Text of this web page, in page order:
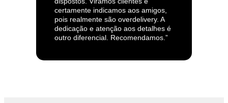
certamente indicamos aos amigos,
pois realmente são overdelivery. A
dedicação e atenção aos detalhes é
outro diferencial. Recomendamos.”